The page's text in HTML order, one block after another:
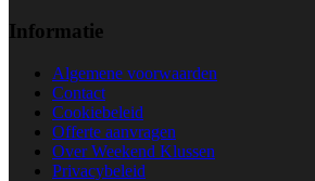
Informatie
Algemene voorwaarden
Contact
Cookiebeleid
Offerte aanvragen
Over Weekend Klussen
Privacybeleid